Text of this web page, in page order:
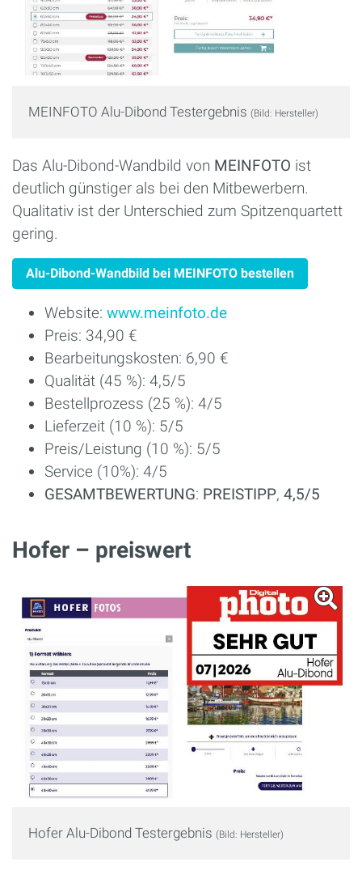
MEINFOTO Alu-Dibond Testergebnis (Bild: Hersteller)
Das Alu-Dibond-Wandbild von MEINFOTO ist
deutlich günstiger als bei den Mitbewerbern.
Qualitativ ist der Unterschied zum Spitzenquartett
gering.
Alu-Dibond-Wandbild bei MEINFOTO bestellen
Website: www.meinfoto.de
Preis: 34,90 €
Bearbeitungskosten: 6,90 €
Qualität (45 %): 4,5/5
Bestellprozess (25 %): 4/5
Lieferzeit (10 %): 5/5
Preis/Leistung (10 %): 5/5
Service (10%): 4/5
GESAMTBEWERTUNG: PREISTIPP, 4,5/5
Hofer – preiswert
Hofer Alu-Dibond Testergebnis (Bild: Hersteller)